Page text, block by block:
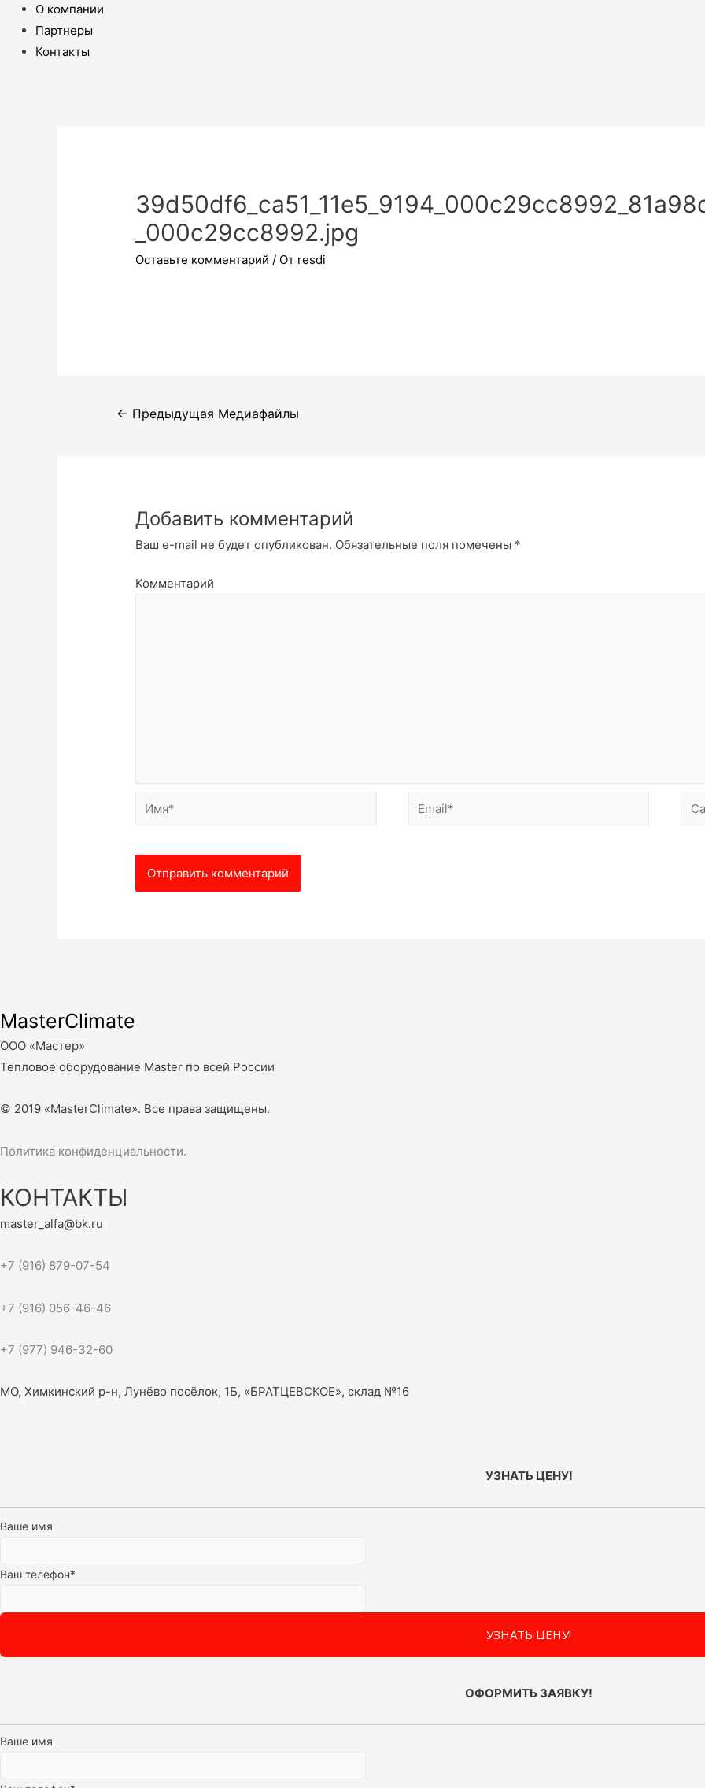
О компании
Партнеры
Контакты
_000c29cc8992.jpg
Оставьте комментарий / От resdi
Навигация
← Предыдущая Медиафайлы
Добавить комментарий
Ваш e-mail не будет опубликован. Обязательные поля помечены *
Комментарий
Имя* Email*
MasterClimate
ООО «Мастер»
Тепловое оборудование Master по всей России
© 2019 «MasterClimate». Все права защищены.
Политика конфиденциальности.
КОНТАКТЫ
master_alfa@bk.ru
+7 (916) 879-07-54
+7 (916) 056-46-46
+7 (977) 946-32-60
МО, Химкинский р-н, Лунёво посёлок, 1Б, «БРАТЦЕВСКОЕ», склад №16
УЗНАТЬ ЦЕНУ!
Ваше имя
Ваш телефон*
ОФОРМИТЬ ЗАЯВКУ!
Ваше имя